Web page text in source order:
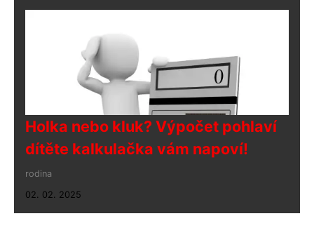
Holka nebo kluk? Výpočet pohlaví
dítěte kalkulačka vám napoví!
rodina
02. 02. 2025